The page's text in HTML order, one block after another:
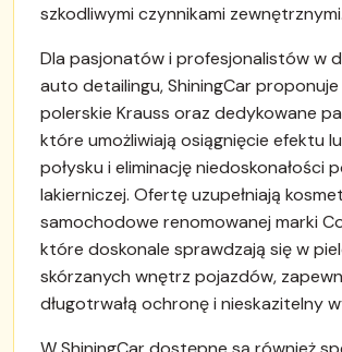
szkodliwymi czynnikami zewnętrznymi.
Dla pasjonatów i profesjonalistów w
auto detailingu, ShiningCar
polerskie Krauss oraz dedykowane
które umożliwiają osiągnięcie efektu
połysku i eliminację niedoskonałości
lakierniczej. Ofertę uzupełniają
samochodowe renomowanej marki
które doskonale sprawdzają się w
skórzanych wnętrz pojazdów,
długotrwałą ochronę i nieskazitelny